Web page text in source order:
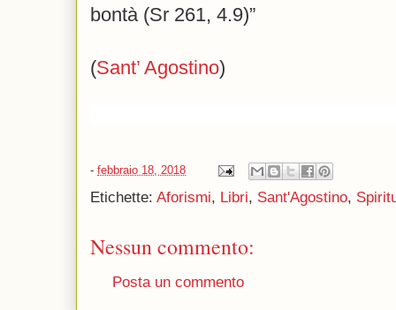
bontà (Sr 261, 4.9)”
(Sant’ Agostino)
- febbraio 18, 2018
Etichette: Aforismi, Libri, Sant'Agostino,
Nessun commento:
Posta un commento